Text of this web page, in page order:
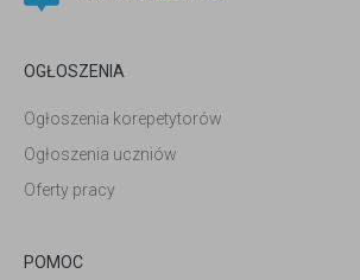
OGŁOSZENIA
Ogłoszenia korepetytorów
Ogłoszenia uczniów
Oferty pracy
POMOC